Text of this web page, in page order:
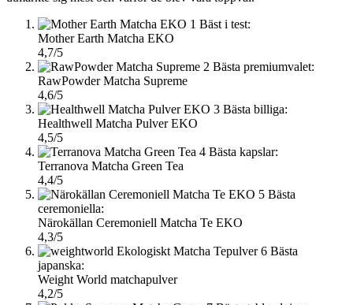
1 Bäst i test:
Mother Earth Matcha EKO
4,7/5
2 Bästa premiumvalet:
RawPowder Matcha Supreme
4,6/5
3 Bästa billiga:
Healthwell Matcha Pulver EKO
4,5/5
4 Bästa kapslar:
Terranova Matcha Green Tea
4,4/5
5 Bästa
ceremoniella:
Närokällan Ceremoniell Matcha Te EKO
4,3/5
6 Bästa
japanska:
Weight World matchapulver
4,2/5